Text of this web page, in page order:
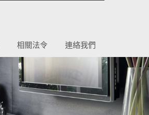
相關法令 連絡我們